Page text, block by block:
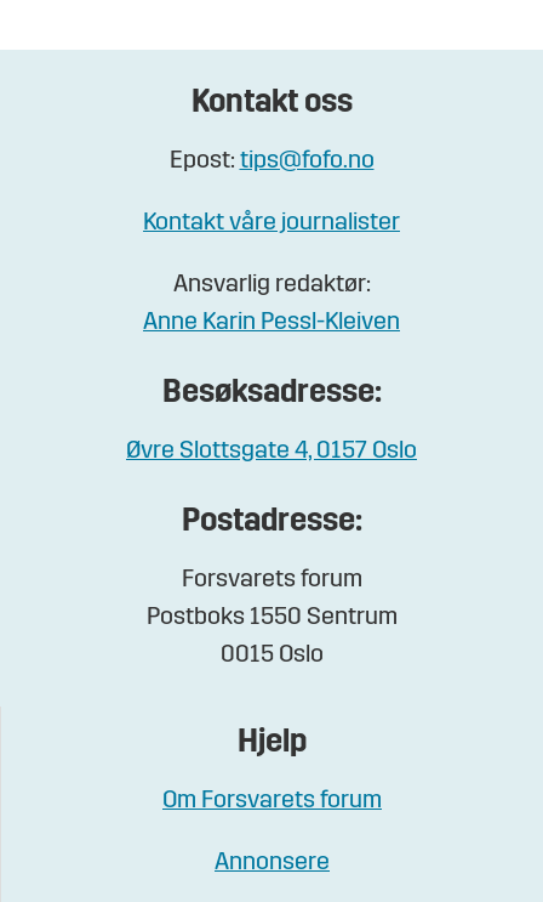
Kontakt oss
Epost: tips@fofo.no
Kontakt våre journalister
Ansvarlig redaktør:
Anne Karin Pessl-Kleiven
Besøksadresse:
Øvre Slottsgate 4, 0157 Oslo
Postadresse:
Forsvarets forum
Postboks 1550 Sentrum
0015 Oslo
Hjelp
Om Forsvarets forum
Annonsere